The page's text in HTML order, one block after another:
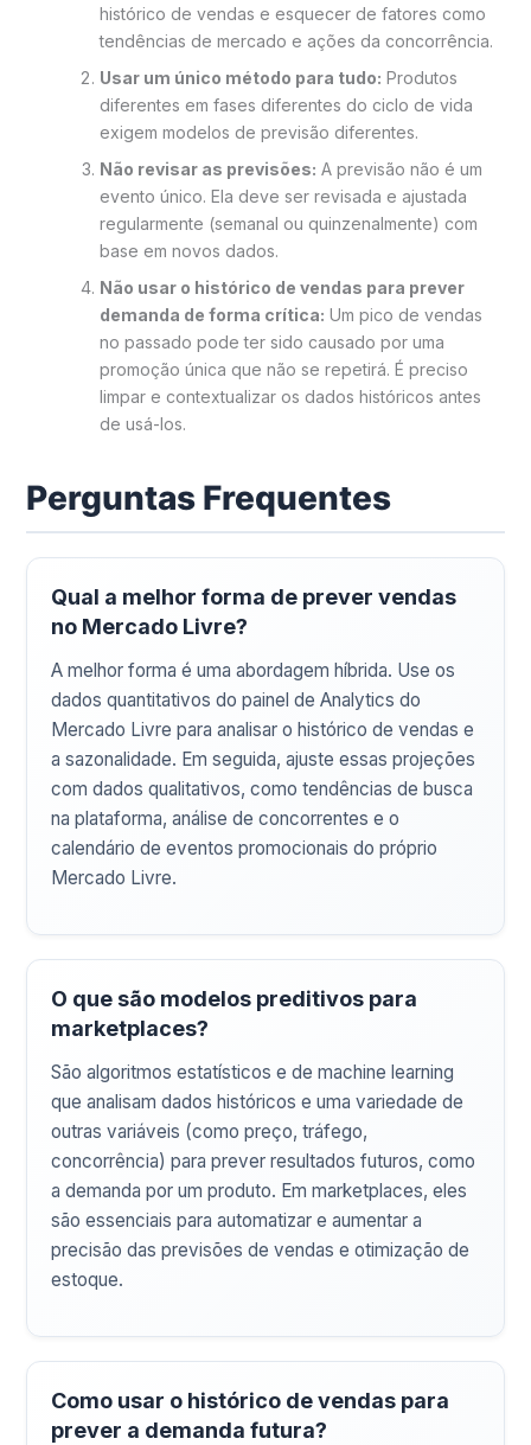
histórico de vendas e esquecer de fatores como
tendências de mercado e ações da concorrência.
Usar um único método para tudo: Produtos
diferentes em fases diferentes do ciclo de vida
exigem modelos de previsão diferentes.
Não revisar as previsões: A previsão não é um
evento único. Ela deve ser revisada e ajustada
regularmente (semanal ou quinzenalmente) com
base em novos dados.
Não usar o histórico de vendas para prever
demanda de forma crítica: Um pico de vendas
no passado pode ter sido causado por uma
promoção única que não se repetirá. É preciso
limpar e contextualizar os dados históricos antes
de usá-los.
Perguntas Frequentes
Qual a melhor forma de prever vendas
no Mercado Livre?
A melhor forma é uma abordagem híbrida. Use os
dados quantitativos do painel de Analytics do
Mercado Livre para analisar o histórico de vendas e
a sazonalidade. Em seguida, ajuste essas projeções
com dados qualitativos, como tendências de busca
na plataforma, análise de concorrentes e o
calendário de eventos promocionais do próprio
Mercado Livre.
O que são modelos preditivos para
marketplaces?
São algoritmos estatísticos e de machine learning
que analisam dados históricos e uma variedade de
outras variáveis (como preço, tráfego,
concorrência) para prever resultados futuros, como
a demanda por um produto. Em marketplaces, eles
são essenciais para automatizar e aumentar a
precisão das previsões de vendas e otimização de
estoque.
Como usar o histórico de vendas para
prever a demanda futura?